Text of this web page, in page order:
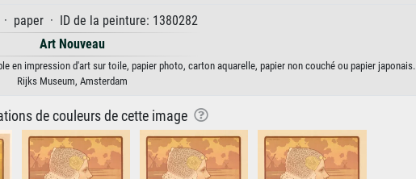
paper · ID de la peinture: 1380282
Art Nouveau
en impression d'art sur toile, papier photo, carton aquarelle, papier non couché ou papier japonais.
Rijks Museum, Amsterdam
de couleurs de cette image